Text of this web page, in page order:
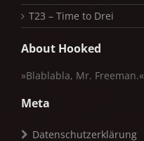
T23 – Time to Drei
About Hooked
»Blablabla, Mr. Freeman.«
Meta
Datenschutzerklärung